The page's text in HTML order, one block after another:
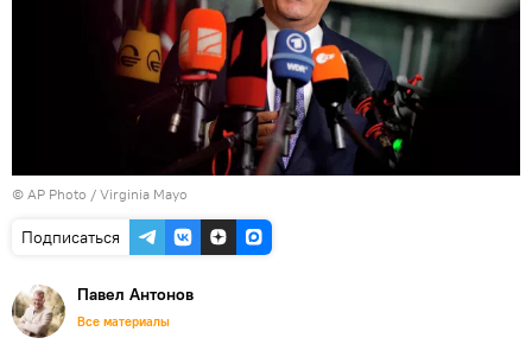
© AP Photo / Virginia Mayo
Подписаться
Павел Антонов
Все материалы